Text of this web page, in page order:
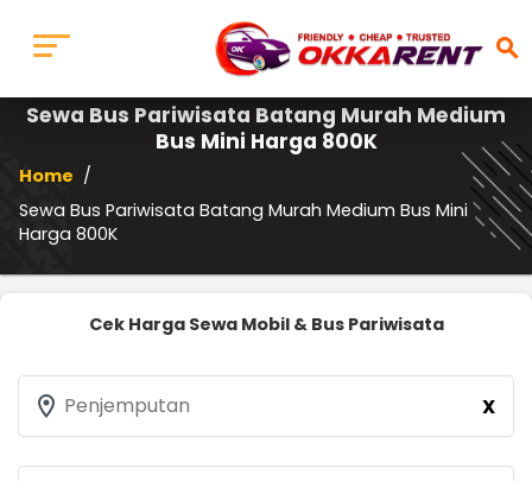
search
Sewa Bus Pariwisata Batang Murah Medium
Bus Mini Harga 800K
Home /
Sewa Bus Pariwisata Batang Murah Medium Bus Mini
Harga 800K
Cek Harga Sewa Mobil & Bus Pariwisata
location_on Penjemputan X